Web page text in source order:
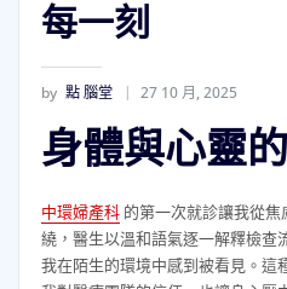
每一刻
by 點 腦堂 27 10 月, 2025
身體與心靈
中環婦產科的第一次就診讓我從焦
繞，醫生以溫和語氣逐一解釋檢查
我在陌生的環境中感到被看見。這